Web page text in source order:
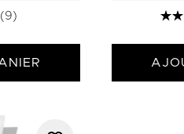
(9)